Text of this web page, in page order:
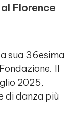
Florence
sua 36esima
Il
2025,
di danza più